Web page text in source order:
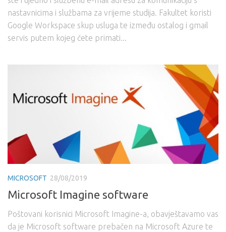
nastavnicima i službama za vrijeme studija. Fakultet koristi
Google Workspace skup usluga te između ostalog i gmail
servis putem kojeg ćete primati...
MICROSOFT 28/08/2019
Microsoft Imagine software
Poštovani korisnici Microsoft Imagine-a, obavještavamo vas
da je Microsoft software prebačen na Microsoft Azure te